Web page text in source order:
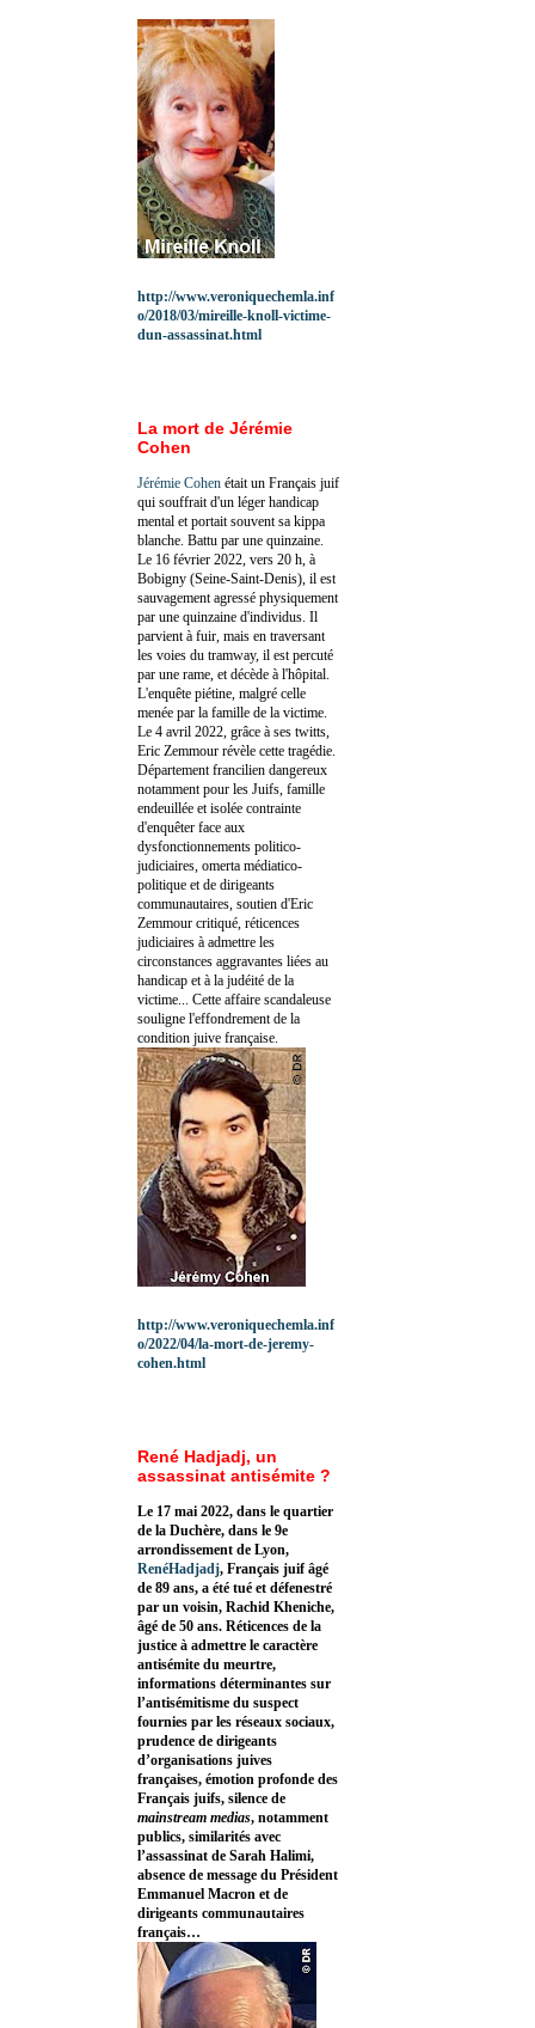
http://www.veroniquechemla.inf
o/2018/03/mireille-knoll-victime-
dun-assassinat.html
La mort de Jérémie
Cohen
Jérémie Cohen était un Français juif
qui souffrait d'un léger handicap
mental et portait souvent sa kippa
blanche. Battu par une quinzaine.
Le 16 février 2022, vers 20 h, à
Bobigny (Seine-Saint-Denis), il est
sauvagement agressé physiquement
par une quinzaine d'individus. Il
parvient à fuir, mais en traversant
les voies du tramway, il est percuté
par une rame, et décède à l'hôpital.
L'enquête piétine, malgré celle
menée par la famille de la victime.
Le 4 avril 2022, grâce à ses twitts,
Eric Zemmour révèle cette tragédie.
Département francilien dangereux
notamment pour les Juifs, famille
endeuillée et isolée contrainte
d'enquêter face aux
dysfonctionnements politico-
judiciaires, omerta médiatico-
politique et de dirigeants
communautaires, soutien d'Eric
Zemmour critiqué, réticences
judiciaires à admettre les
circonstances aggravantes liées au
handicap et à la judéité de la
victime... Cette affaire scandaleuse
souligne l'effondrement de la
condition juive française.
http://www.veroniquechemla.inf
o/2022/04/la-mort-de-jeremy-
cohen.html
René Hadjadj, un
assassinat antisémite ?
Le 17 mai 2022, dans le quartier
de la Duchère, dans le 9e
arrondissement de Lyon,
RenéHadjadj, Français juif âgé
de 89 ans, a été tué et défenestré
par un voisin, Rachid Kheniche,
âgé de 50 ans. Réticences de la
justice à admettre le caractère
antisémite du meurtre,
informations déterminantes sur
l’antisémitisme du suspect
fournies par les réseaux sociaux,
prudence de dirigeants
d’organisations juives
françaises, émotion profonde des
Français juifs, silence de
mainstream medias, notamment
publics, similarités avec
l’assassinat de Sarah Halimi,
absence de message du Président
Emmanuel Macron et de
dirigeants communautaires
français…